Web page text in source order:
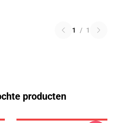
1 / 1
producten